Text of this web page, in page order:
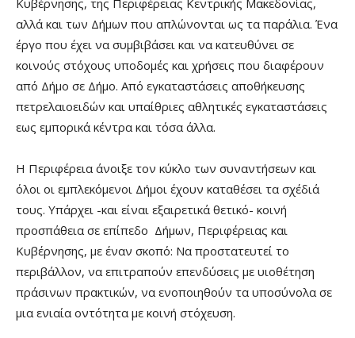
αλλά και των Δήμων που απλώνονται ως τα παράλια. Ένα
έργο που έχει να συμβιβάσει και να κατευθύνει σε
κοινούς στόχους υποδομές και χρήσεις που διαφέρουν
από Δήμο σε Δήμο. Από εγκαταστάσεις αποθήκευσης
πετρελαιοειδών και υπαίθριες αθλητικές εγκαταστάσεις
εως εμπορικά κέντρα και τόσα άλλα.
Η Περιφέρεια άνοιξε τον κύκλο των συναντήσεων και
όλοι οι εμπλεκόμενοι Δήμοι έχουν καταθέσει τα σχέδιά
τους. Υπάρχει -και είναι εξαιρετικά θετικό- κοινή
προσπάθεια σε επίπεδο Δήμων, Περιφέρειας και
Κυβέρνησης, με έναν σκοπό: Να προστατευτεί το
περιβάλλον, να επιτραπούν επενδύσεις με υιοθέτηση
πράσινων πρακτικών, να ενοποιηθούν τα υποσύνολα σε
μια ενιαία οντότητα με κοινή στόχευση.